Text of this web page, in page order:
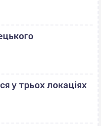
у трьох локаціях